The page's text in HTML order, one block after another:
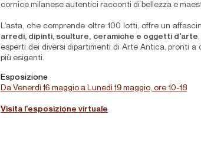
cornice milanese autentici racconti di bellezza e
L’asta, che comprende oltre 100 lotti, offre un
arredi, dipinti, sculture, ceramiche e oggetti d'arte
esperti dei diversi dipartimenti di Arte Antica, pronti
più esigenti.
Esposizione
Da Venerdì 16 maggio a Lunedì 19 maggio, ore 10-18
Visita l'esposizione virtuale